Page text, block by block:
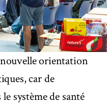
orientation
car de
système de santé